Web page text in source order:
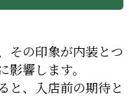
その印象が内装とつ
影響します。
と、入店前の期待と